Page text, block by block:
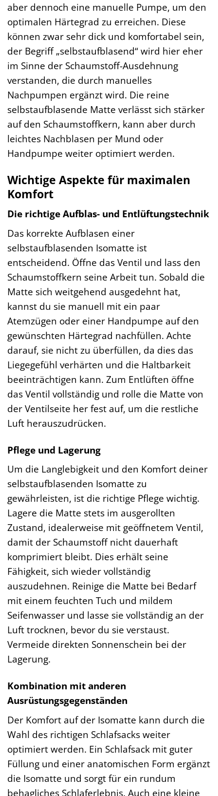
aber dennoch eine manuelle Pumpe, um den
optimalen Härtegrad zu erreichen. Diese
können zwar sehr dick und komfortabel sein,
der Begriff „selbstaufblasend“ wird hier eher
im Sinne der Schaumstoff-Ausdehnung
verstanden, die durch manuelles
Nachpumpen ergänzt wird. Die reine
selbstaufblasende Matte verlässt sich stärker
auf den Schaumstoffkern, kann aber durch
leichtes Nachblasen per Mund oder
Handpumpe weiter optimiert werden.
Wichtige Aspekte für maximalen
Komfort
Die richtige Aufblas- und Entlüftungstechnik
Das korrekte Aufblasen einer
selbstaufblasenden Isomatte ist
entscheidend. Öffne das Ventil und lass den
Schaumstoffkern seine Arbeit tun. Sobald die
Matte sich weitgehend ausgedehnt hat,
kannst du sie manuell mit ein paar
Atemzügen oder einer Handpumpe auf den
gewünschten Härtegrad nachfüllen. Achte
darauf, sie nicht zu überfüllen, da dies das
Liegegefühl verhärten und die Haltbarkeit
beeinträchtigen kann. Zum Entlüften öffne
das Ventil vollständig und rolle die Matte von
der Ventilseite her fest auf, um die restliche
Luft herauszudrücken.
Pflege und Lagerung
Um die Langlebigkeit und den Komfort deiner
selbstaufblasenden Isomatte zu
gewährleisten, ist die richtige Pflege wichtig.
Lagere die Matte stets im ausgerollten
Zustand, idealerweise mit geöffnetem Ventil,
damit der Schaumstoff nicht dauerhaft
komprimiert bleibt. Dies erhält seine
Fähigkeit, sich wieder vollständig
auszudehnen. Reinige die Matte bei Bedarf
mit einem feuchten Tuch und mildem
Seifenwasser und lasse sie vollständig an der
Luft trocknen, bevor du sie verstaust.
Vermeide direkten Sonnenschein bei der
Lagerung.
Kombination mit anderen
Ausrüstungsgegenständen
Der Komfort auf der Isomatte kann durch die
Wahl des richtigen Schlafsacks weiter
optimiert werden. Ein Schlafsack mit guter
Füllung und einer anatomischen Form ergänzt
die Isomatte und sorgt für ein rundum
behagliches Schlaferlebnis. Auch eine kleine